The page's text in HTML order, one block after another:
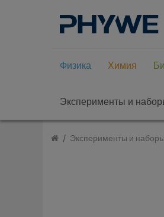
Физика Химия
Эксперименты и
Эксперименты и наборы